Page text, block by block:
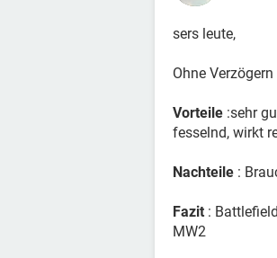
sers leute,
Ohne
Vorteile :sehr
fesselnd, wirkt
Nachteile :
Fazit :
MW2